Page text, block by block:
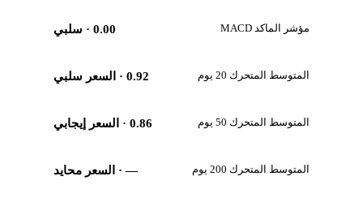
مؤشر الماكد MACD 0.00· سلبي
المتوسط المتحرك 20 يوم 0.92· السعر سلبي
المتوسط المتحرك 50 يوم 0.86· السعر إيجابي
المتوسط المتحرك 200 يوم —· السعر محايد